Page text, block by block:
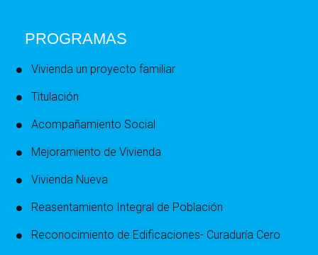
PROGRAMAS
Vivienda un proyecto familiar
Titulación
Acompañamiento Social
Mejoramiento de Vivienda
Vivienda Nueva
Reasentamiento Integral de Población
Reconocimiento de Edificaciones- Curaduría Cero